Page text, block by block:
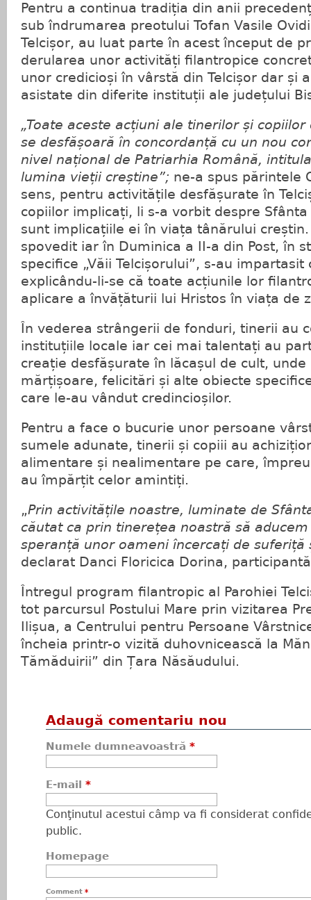
Pentru a continua tradiția din anii
sub îndrumarea preotului Tofan Vasile
Telcișor, au luat parte în acest început de
derularea unor activități filantropice
unor credicioși în vârstă din Telcișor dar și
asistate din diferite instituții ale județului
„Toate aceste acțiuni ale tinerilor și
se desfășoară în concordanță cu un nou
nivel național de Patriarhia Română,
lumina vieții creștine”; ne-a spus părintele
sens, pentru activitățile desfășurate în
copiilor implicați, li s-a vorbit despre
sunt implicațiile ei în viața tânărului creștin.
spovedit iar în Duminica a II-a din Post, în
specifice „Văii Telcișorului”, s-au impartasit
explicându-li-se că toate acțiunile lor
aplicare a învățăturii lui Hristos în viața de
În vederea strângerii de fonduri, tinerii au
instituțiile locale iar cei mai talentați au
creație desfășurate în lăcașul de cult,
mărțișoare, felicitări și alte obiecte
care le-au vândut credincioșilor.
Pentru a face o bucurie unor persoane
sumele adunate, tinerii și copiii au
alimentare și nealimentare pe care,
au împărțit celor amintiți.
„Prin activitățile noastre, luminate de
căutat ca prin tinerețea noastră să
speranță unor oameni încercați de suferiță
declarat Danci Floricica Dorina,
Întregul program filantropic al Parohiei
tot parcursul Postului Mare prin vizitarea
Ilișua, a Centrului pentru Persoane
încheia printr-o vizită duhovnicească la
Tămăduirii” din Țara Năsăudului.
Adaugă comentariu nou
Numele dumneavoastră *
E-mail *
Conţinutul acestui câmp va fi considerat
public.
Homepage
Comment *